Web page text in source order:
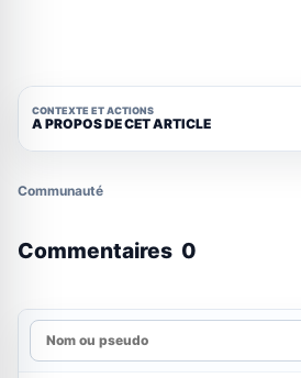
CONTEXTE ET ACTIONS
A PROPOS DE CET ARTICLE
Communauté
Commentaires 0